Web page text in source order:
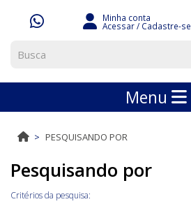
Minha conta
Acessar/ Cadastre-se
Menu
PESQUISANDO POR
Pesquisando por
Critérios da pesquisa: